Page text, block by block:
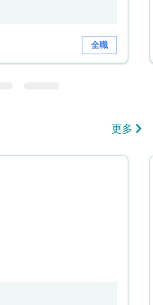
全職
更多